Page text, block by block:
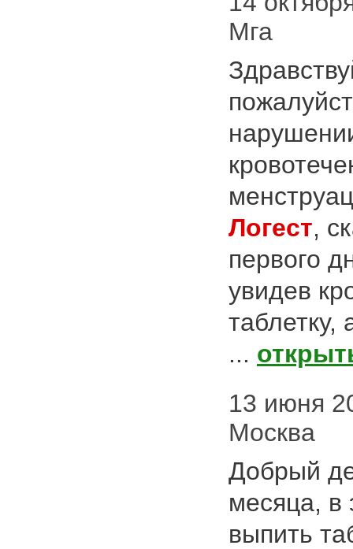
Мга
Логест,
первого
увидев
таблетку,
...
13 июня
Москва
Добрый
месяца, в
выпить